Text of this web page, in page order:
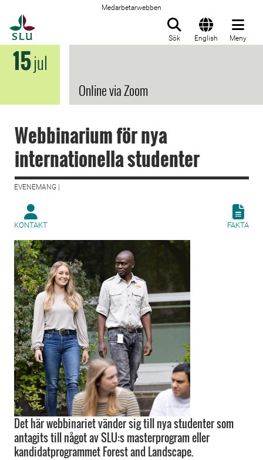
Medarbetarwebben
Sök English Meny
15jul
Online via Zoom
Webbinarium för nya
internationella studenter
EVENEMANG |
KONTAKT FAKTA
Det här webbinariet vänder sig till nya studenter som
antagits till något av SLU:s masterprogram eller
kandidatprogrammet Forest and Landscape.